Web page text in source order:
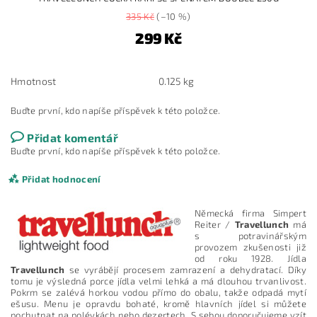
335 Kč(–10 %)
299 Kč
Hmotnost 0.125 kg
Buďte první, kdo napíše příspěvek k této položce.
Přidat komentář
Buďte první, kdo napíše příspěvek k této položce.
Přidat hodnocení
Německá firma Simpert
Reiter / Travellunch má
s potravinářským
provozem zkušenosti již
od roku 1928. Jídla
Travellunch se vyrábějí procesem zamrazení a dehydratací. Díky
tomu je výsledná porce jídla velmi lehká a má dlouhou trvanlivost.
Pokrm se zalévá horkou vodou přímo do obalu, takže odpadá mytí
ešusu. Menu je opravdu bohaté, kromě hlavních jídel si můžete